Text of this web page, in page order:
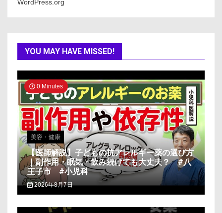
WordPress.org
YOU MAY HAVE MISSED!
0 Minutes
美容・健康
【医師解説】子どもの抗アレルギー薬の選び方
｜副作用・眠気・飲み続けても大丈夫？ #八
王子市 #小児科
2026年8月7日